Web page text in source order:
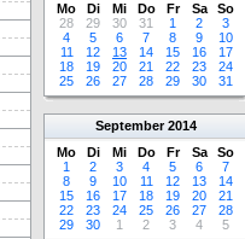
Mo
Di Mi Do Fr Sa
So
28
29 30 31 1 2
3
4
5 6 7 8 9
10
11
12 13 14 15 16
17
18
19 20 21 22 23
24
25
26 27 28 29 30 31
September 2014
Mo
Di Mi Do Fr Sa
So
1
2 3 4 5 6
7
8
9 10 11 12 13
14
15
16 17 18 19 20
21
22
23 24 25 26 27
28
29
30 1 2 3 4 5